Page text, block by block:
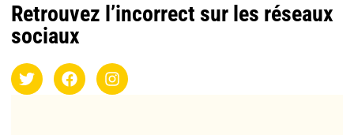
Retrouvez l’incorrect sur les réseaux
sociaux